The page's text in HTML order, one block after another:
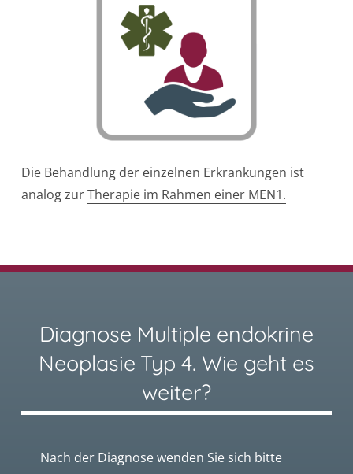
Die Behandlung der einzelnen Erkrankungen ist
analog zurTherapie im Rahmen einer MEN1.
Diagnose Multiple endokrine
Neoplasie Typ 4. Wie geht es
weiter?
Nach der Diagnose wenden Sie sich bitte